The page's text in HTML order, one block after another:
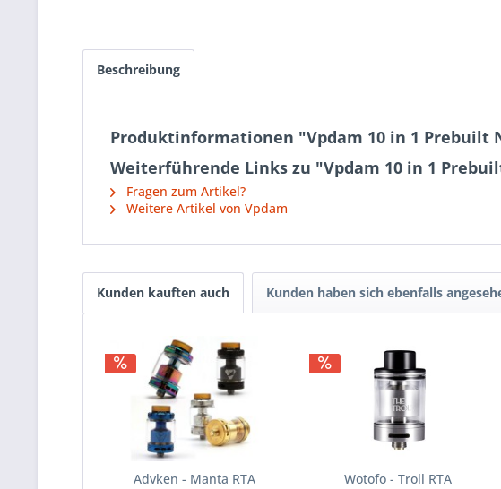
Beschreibung
Produktinformationen "Vpdam 10 in 1 Prebuilt
Weiterführende Links zu "Vpdam 10 in 1
Fragen zum Artikel?
Weitere Artikel von Vpdam
Kunden kauften auch Kunden haben sich ebenfalls
Advken - Manta RTA Wotofo - Troll RTA